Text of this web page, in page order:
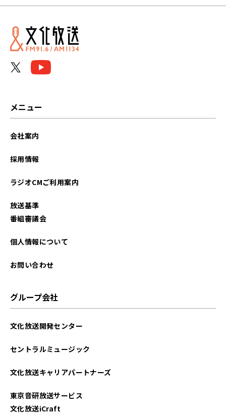
2026年7月
2026年6月
2025年9月
2025年6月
メニュー
会社案内
採用情報
ラジオCMご利用案内
放送基準
番組審議会
個人情報について
お問い合わせ
グループ会社
文化放送開発センター
セントラルミュージック
文化放送キャリアパートナーズ
東京音研放送サービス
文化放送iCraft